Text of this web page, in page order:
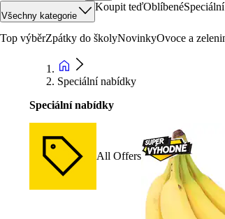
Všechny kategorie
Koupit teďOblíbené
Top výběrZpátky do školyNovinkyOvoce a
Speciální nabídky
Speciální nabídky
All Offers